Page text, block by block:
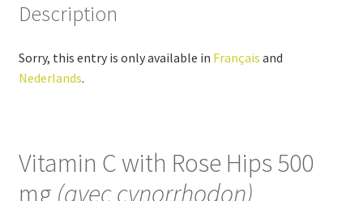
Description
Sorry, this entry is only available in Français and
Nederlands.
Vitamin C with Rose Hips 500
mg (avec cynorrhodon)